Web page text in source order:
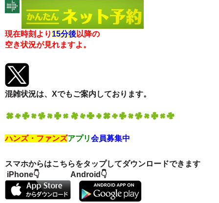
現在時刻より 15分後以降の
空き状況が見れますよ。
混雑状況は、Xでもご案内しております。
ハンズ・ファンズアプリ会員募集中
スマホからはこちらをタップしてダウンロードできます
iPhone👇 Android 👇